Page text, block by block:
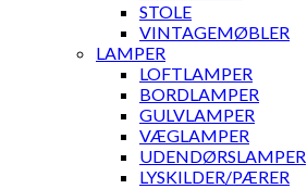
STOLE
VINTAGEMØBLER
LAMPER
LOFTLAMPER
BORDLAMPER
GULVLAMPER
VÆGLAMPER
UDENDØRSLAMPER
LYSKILDER/PÆRER